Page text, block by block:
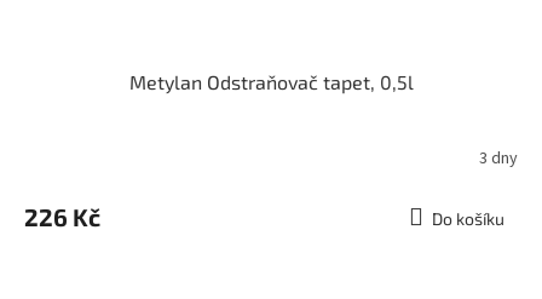
Metylan Odstraňovač tapet, 0,5l
3 dny
226 Kč Do košíku